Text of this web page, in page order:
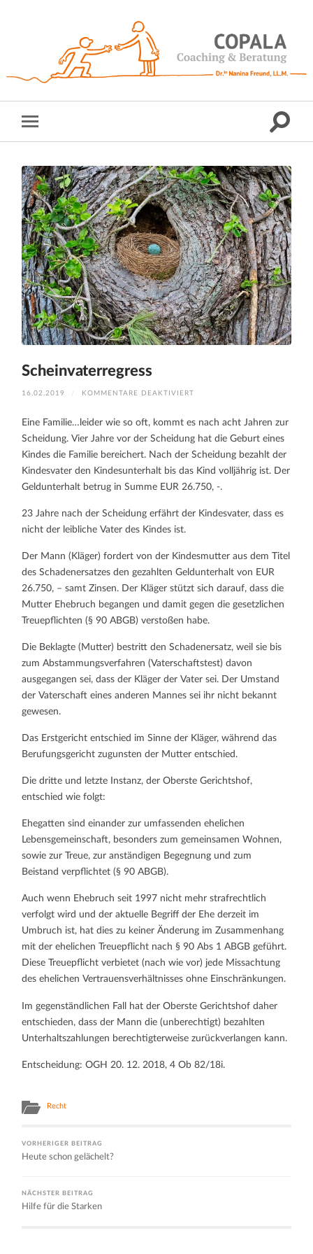
Scheinvaterregress
16.02.2019 / KOMMENTARE DEAKTIVIERT
Eine Familie…leider wie so oft, kommt es nach acht Jahren zur
Scheidung. Vier Jahre vor der Scheidung hat die Geburt eines
Kindes die Familie bereichert. Nach der Scheidung bezahlt der
Kindesvater den Kindesunterhalt bis das Kind volljährig ist. Der
Geldunterhalt betrug in Summe EUR 26.750, -.
23 Jahre nach der Scheidung erfährt der Kindesvater, dass es
nicht der leibliche Vater des Kindes ist.
Der Mann (Kläger) fordert von der Kindesmutter aus dem Titel
des Schadenersatzes den gezahlten Geldunterhalt von EUR
26.750, – samt Zinsen. Der Kläger stützt sich darauf, dass die
Mutter Ehebruch begangen und damit gegen die gesetzlichen
Treuepflichten (§ 90 ABGB) verstoßen habe.
Die Beklagte (Mutter) bestritt den Schadenersatz, weil sie bis
zum Abstammungsverfahren (Vaterschaftstest) davon
ausgegangen sei, dass der Kläger der Vater sei. Der Umstand
der Vaterschaft eines anderen Mannes sei ihr nicht bekannt
gewesen.
Das Erstgericht entschied im Sinne der Kläger, während das
Berufungsgericht zugunsten der Mutter entschied.
Die dritte und letzte Instanz, der Oberste Gerichtshof,
entschied wie folgt:
Ehegatten sind einander zur umfassenden ehelichen
Lebensgemeinschaft, besonders zum gemeinsamen Wohnen,
sowie zur Treue, zur anständigen Begegnung und zum
Beistand verpflichtet (§ 90 ABGB).
Auch wenn Ehebruch seit 1997 nicht mehr strafrechtlich
verfolgt wird und der aktuelle Begriff der Ehe derzeit im
Umbruch ist, hat dies zu keiner Änderung im Zusammenhang
mit der ehelichen Treuepflicht nach § 90 Abs 1 ABGB geführt.
Diese Treuepflicht verbietet (nach wie vor) jede Missachtung
des ehelichen Vertrauensverhältnisses ohne Einschränkungen.
Im gegenständlichen Fall hat der Oberste Gerichtshof daher
entschieden, dass der Mann die (unberechtigt) bezahlten
Unterhaltszahlungen berechtigterweise zurückverlangen kann.
Entscheidung: OGH 20. 12. 2018, 4 Ob 82/18i.
Recht
VORHERIGER BEITRAG
Heute schon gelächelt?
NÄCHSTER BEITRAG
Hilfe für die Starken